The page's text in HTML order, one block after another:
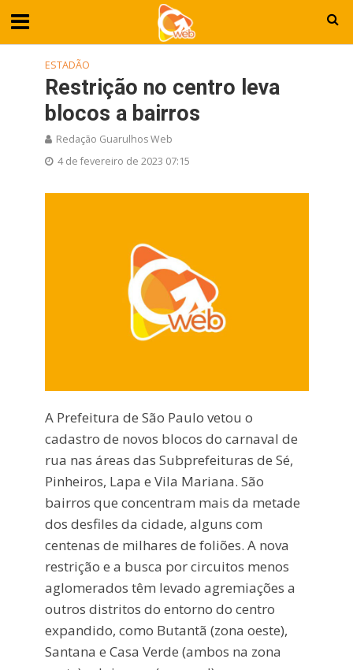
ESTADÃO
Restrição no centro leva
blocos a bairros
Redação Guarulhos Web
4 de fevereiro de 2023 07:15
A Prefeitura de São Paulo vetou o
cadastro de novos blocos do carnaval de
rua nas áreas das Subprefeituras de Sé,
Pinheiros, Lapa e Vila Mariana. São
bairros que concentram mais da metade
dos desfiles da cidade, alguns com
centenas de milhares de foliões. A nova
restrição e a busca por circuitos menos
aglomerados têm levado agremiações a
outros distritos do entorno do centro
expandido, como Butantã (zona oeste),
Santana e Casa Verde (ambos na zona